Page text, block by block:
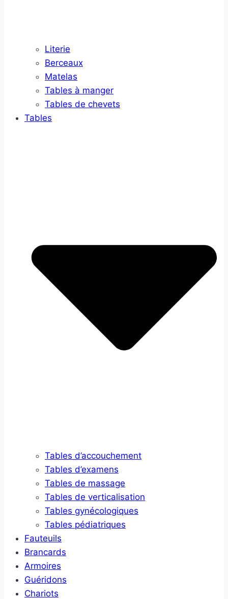
Literie
Berceaux
Matelas
Tables à manger
Tables de chevets
Tables
Tables d’accouchement
Tables d’examens
Tables de massage
Tables de verticalisation
Tables gynécologiques
Tables pédiatriques
Fauteuils
Brancards
Armoires
Guéridons
Chariots